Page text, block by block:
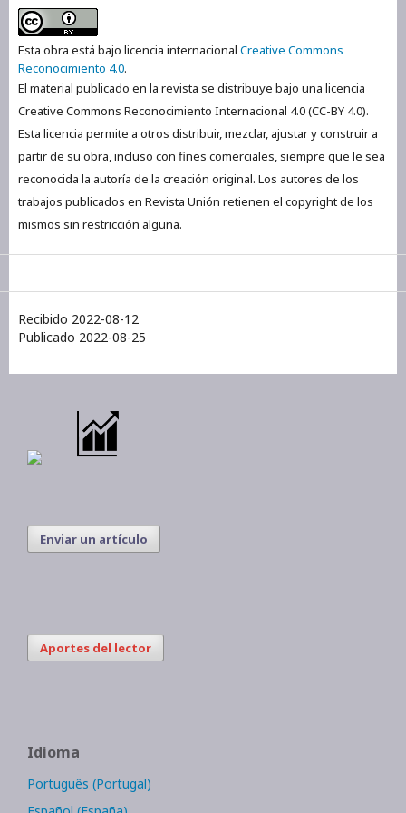
Esta obra está bajo licencia internacional Creative Commons
Reconocimiento 4.0.
El material publicado en la revista se distribuye bajo una licencia
Creative Commons Reconocimiento Internacional 4.0 (CC-BY 4.0).
Esta licencia permite a otros distribuir, mezclar, ajustar y construir a
partir de su obra, incluso con fines comerciales, siempre que le sea
reconocida la autoría de la creación original. Los autores de los
trabajos publicados en Revista Unión retienen el copyright de los
mismos sin restricción alguna.
Recibido 2022-08-12
Publicado 2022-08-25
Enviar un artículo
Aportes del lector
Idioma
Português (Portugal)